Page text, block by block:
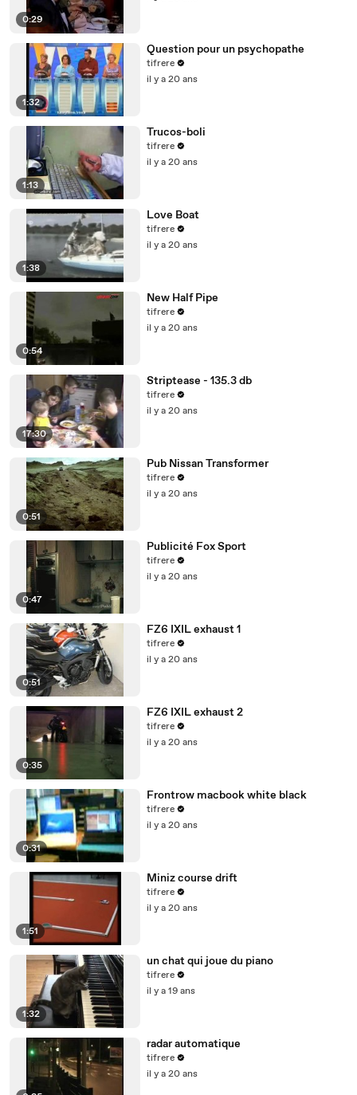
0:29
1:32
Question pour un psychopathe
tifrere
il y a 20 ans
1:13
Trucos-boli
tifrere
il y a 20 ans
1:38
Love Boat
tifrere
il y a 20 ans
0:54
New Half Pipe
tifrere
il y a 20 ans
17:30
Striptease - 135.3 db
tifrere
il y a 20 ans
0:51
Pub Nissan Transformer
tifrere
il y a 20 ans
0:47
Publicité Fox Sport
tifrere
il y a 20 ans
0:51
FZ6 IXIL exhaust 1
tifrere
il y a 20 ans
0:35
FZ6 IXIL exhaust 2
tifrere
il y a 20 ans
0:31
Frontrow macbook white black
tifrere
il y a 20 ans
1:51
Miniz course drift
tifrere
il y a 20 ans
1:32
un chat qui joue du piano
tifrere
il y a 19 ans
radar automatique
tifrere
il y a 20 ans